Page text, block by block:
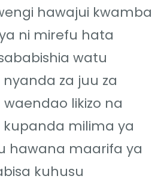
hawajui kwamba
ni mirefu hata
watu
za juu za
likizo na
milima ya
hawana maarifa ya
kuhusu